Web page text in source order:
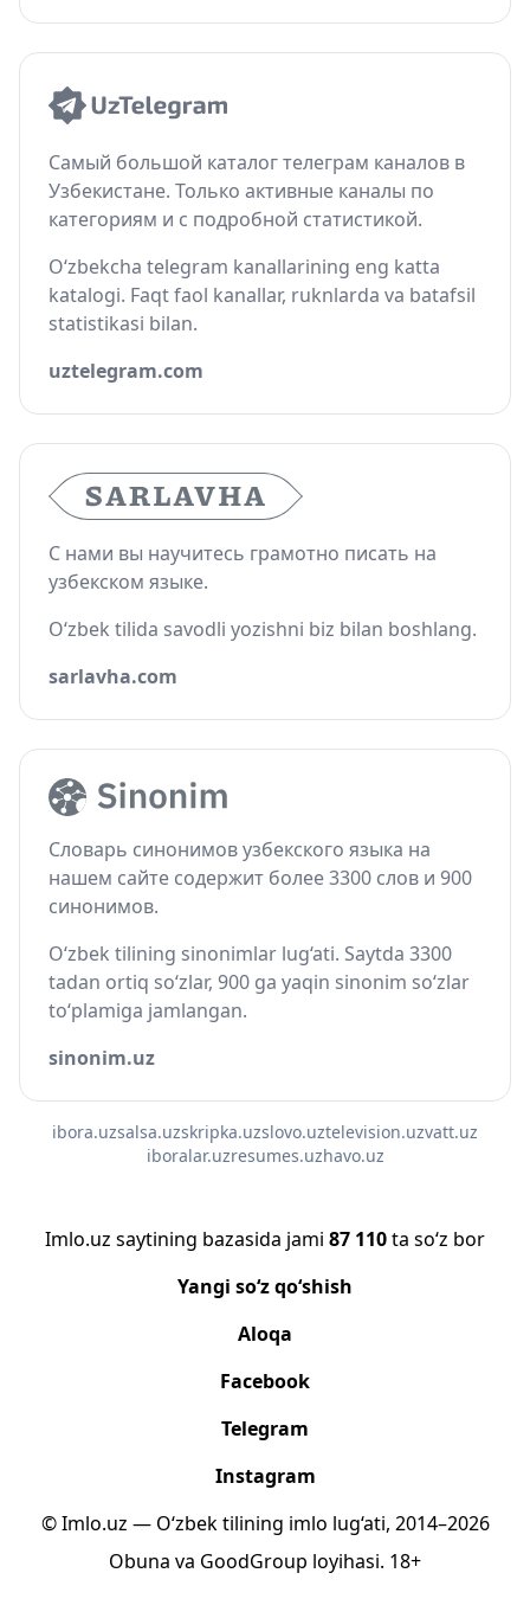
Самый большой каталог телеграм каналов в
Узбекистане. Только активные каналы по
категориям и с подробной статистикой.
O‘zbekcha telegram kanallarining eng katta
katalogi. Faqt faol kanallar, ruknlarda va batafsil
statistikasi bilan.
uztelegram.com
С нами вы научитесь грамотно писать на
узбекском языке.
O‘zbek tilida savodli yozishni biz bilan boshlang.
sarlavha.com
Словарь синонимов узбекского языка на
нашем сайте содержит более 3300 слов и 900
синонимов.
O‘zbek tilining sinonimlar lug‘ati. Saytda 3300
tadan ortiq so‘zlar, 900 ga yaqin sinonim so‘zlar
to‘plamiga jamlangan.
sinonim.uz
ibora.uzsalsa.uzskripka.uzslovo.uztelevision.uzvatt.uz
iboralar.uzresumes.uzhavo.uz
Imlo.uz saytining bazasida jami 87 110ta so‘z bor
Yangi so‘z qo‘shish
Aloqa
Facebook
Telegram
Instagram
© Imlo.uz — O‘zbek tilining imlo lug‘ati, 2014–2026
Obuna va GoodGroup loyihasi. 18+